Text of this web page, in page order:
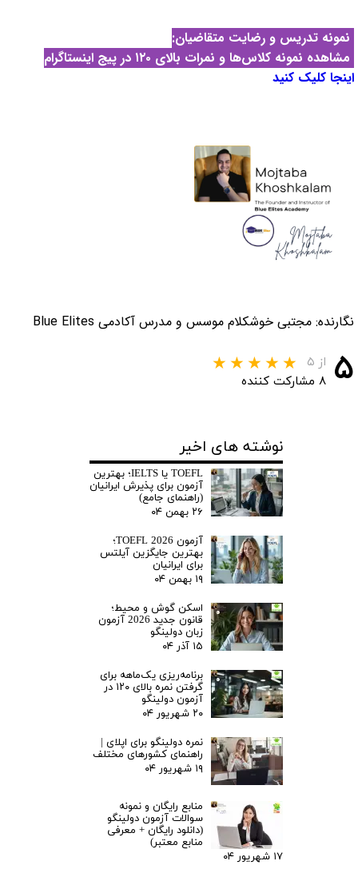
نمونه تدریس و رضایت متقاضیان:
مشاهده نمونه‌ کلاس‌ها و نمرات بالای ۱۲۰ در پیج اینستاگرام
اینجا کلیک کنید
نگارنده: مجتبی خوشکلام موسس و مدرس آکادمی Blue Elites
۵ از ۵
۸ مشارکت کننده
نوشته های اخیر
TOEFL یا IELTS؛ بهترین
آزمون برای پذیرش ایرانیان
(راهنمای جامع)
۲۶ بهمن ۰۴
آزمون TOEFL 2026؛
بهترین جایگزین آیلتس
برای ایرانیان
۱۹ بهمن ۰۴
اسکن گوش و محیط؛
قانون جدید 2026 آزمون
زبان دولینگو
۱۵ آذر ۰۴
برنامه‌ریزی یک‌ماهه برای
گرفتن نمره بالای ۱۲۰ در
آزمون دولینگو
۲۰ شهریور ۰۴
نمره دولینگو برای اپلای |
راهنمای کشورهای مختلف
۱۹ شهریور ۰۴
منابع رایگان و نمونه
سوالات آزمون دولینگو
(دانلود رایگان + معرفی
منابع معتبر)
۱۷ شهریور ۰۴